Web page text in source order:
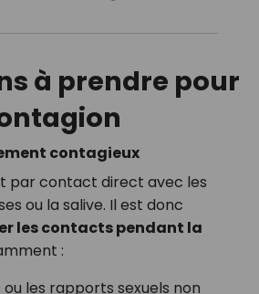
à prendre pour
contagieux
par contact direct avec les
ou la salive. Il est donc
les contacts pendant la
:
les rapports sexuels non